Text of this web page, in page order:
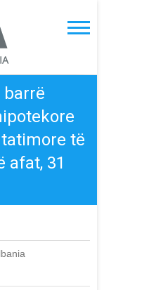
barrë
të
afat, 31